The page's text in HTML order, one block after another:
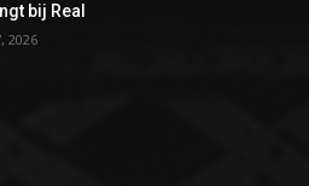
bij Real
2026